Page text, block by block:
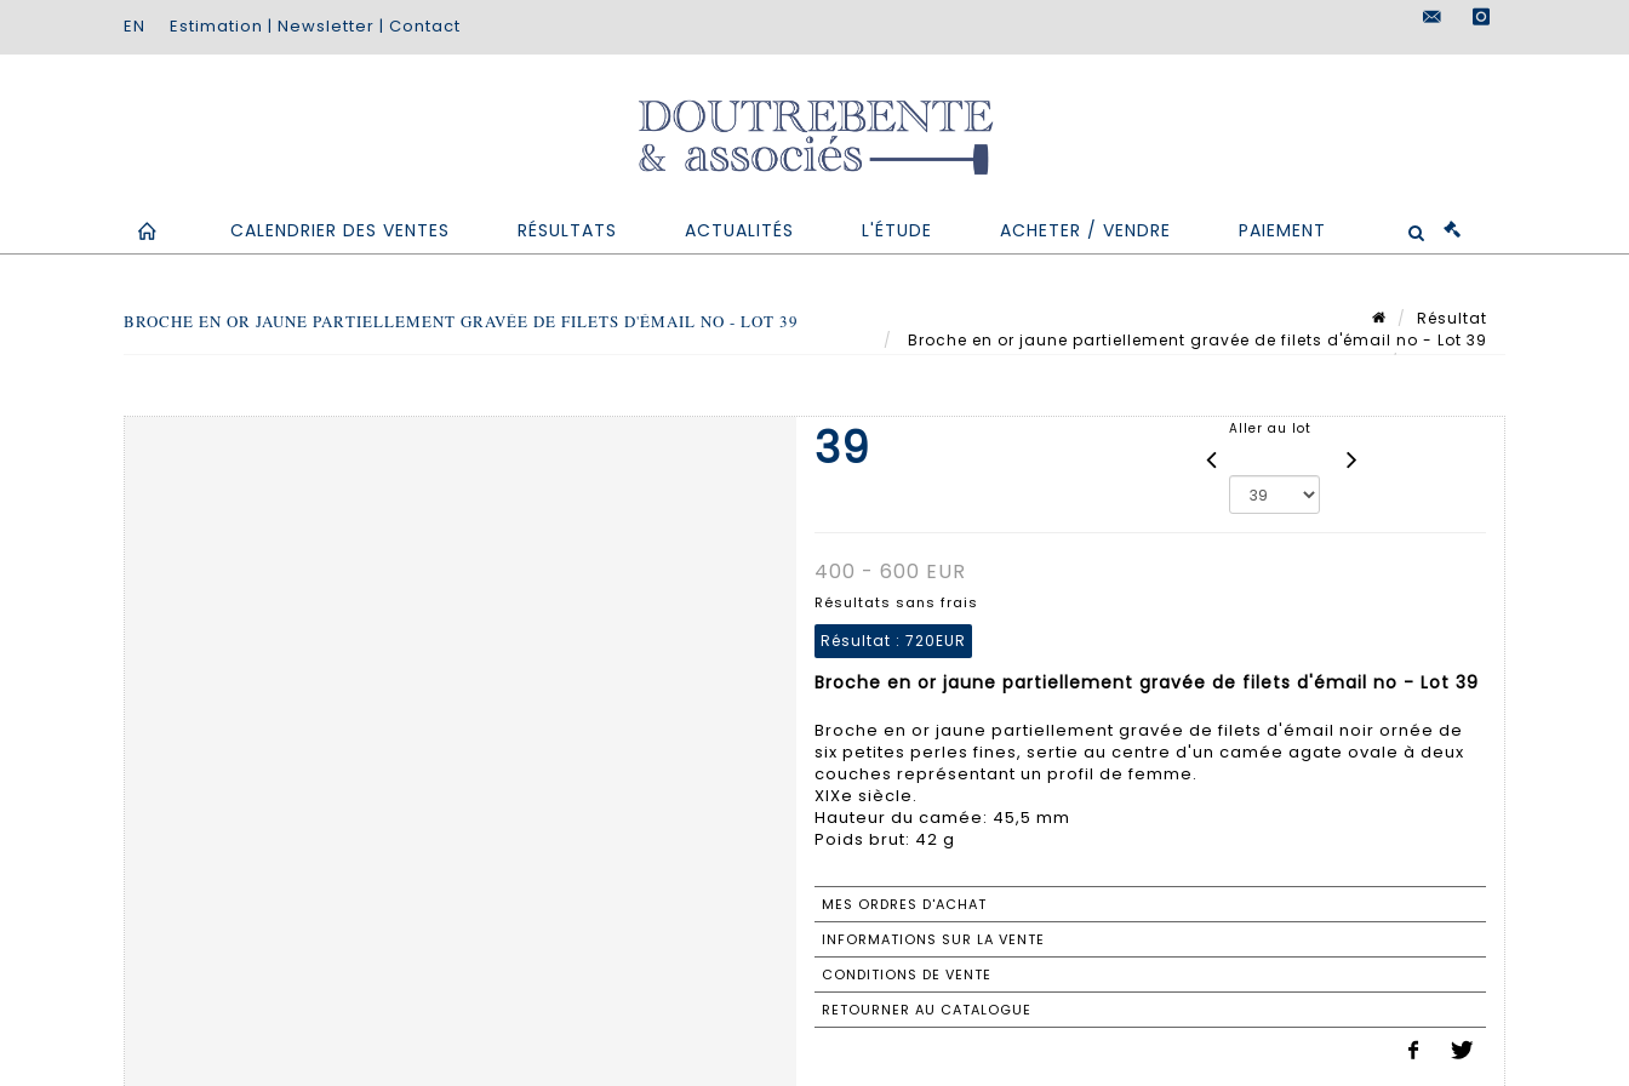
Estimation | Newsletter | Contact
instagram
CALENDRIER DES VENTES RÉSULTATS ACTUALITÉS L'ÉTUDE ACHETER / VENDRE PAIEMENT
BROCHE EN OR JAUNE PARTIELLEMENT GRAVÉE DE FILETS D'ÉMAIL NO - LOT 39
Résultat
Broche en or jaune partiellement gravée de filets d'émail no - Lot 39
39 Aller au lot
400 - 600 EUR
Résultats sans frais
Résultat : 720EUR
Broche en or jaune partiellement gravée de filets d'émail no - Lot 39
Broche en or jaune partiellement gravée de filets d'émail noir ornée de
six petites perles fines, sertie au centre d'un camée agate ovale à deux
couches représentant un profil de femme.
XIXe siècle.
Hauteur du camée: 45,5 mm
Poids brut: 42 g
MES ORDRES D'ACHAT
INFORMATIONS SUR LA VENTE
CONDITIONS DE VENTE
RETOURNER AU CATALOGUE